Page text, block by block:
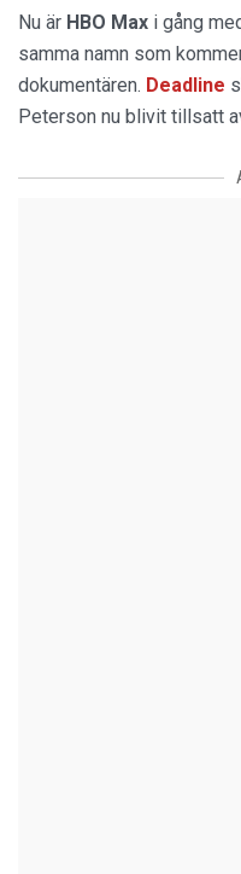
Nu är HBO Max i gång
samma namn som
dokumentären. Deadline
Peterson nu blivit tillsatt